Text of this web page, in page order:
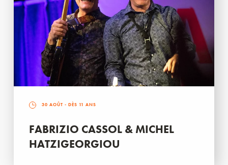
30 AOÛT - DÈS 11 ANS
FABRIZIO CASSOL & MICHEL
HATZIGEORGIOU